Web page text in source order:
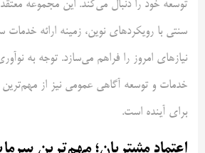
توسعه خود را دنبال می‌کند. این مجموعه
سنتی با رویکردهای نوین، زمینه ارائه
نیازهای امروز را فراهم می‌سازد. توجه به
خدمات و توسعه آگاهی عمومی نیز از
برای آینده است.
اعتماد مشتریان؛ مهم‌ترین